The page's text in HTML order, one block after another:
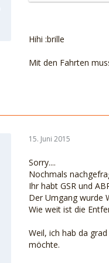
Ich schicke dir
Zudem werde
die fiese
Mrs Mima
Hihi :brille
Mit den Fahrten
15. Juni 2015
Sorry....
Nochmals
Ihr habt GSR und
Der Umgang wurde
Wie weit ist die
Weil, ich hab da
möchte.